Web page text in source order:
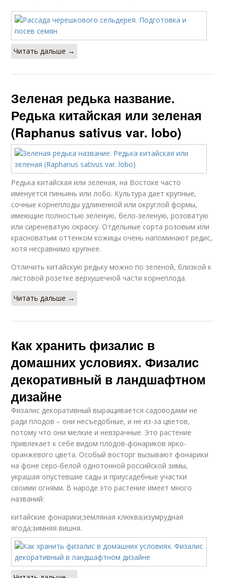
Читать дальше →
Зеленая редька название.
Редька китайская или зеленая
(Raphanus sativus var. lobo)
Редька китайская или зеленая, на Востоке часто
именуется пиньинь или лобо. Культура дает крупные,
сочные корнеплоды удлиненной или округлой формы,
имеющие полностью зеленую, бело-зеленую, розоватую
или сиреневатую окраску. Отдельные сорта розовым или
красноватым оттенком кожицы очень напоминают редис,
хотя несравнимо крупнее.
Отличить китайскую редьку можно по зеленой, близкой к
листовой розетке верхушечной части корнеплода.
Читать дальше →
Как хранить физалис в
домашних условиях. Физалис
декоративный в ландшафтном
дизайне
Физалис декоративный выращивается садоводами не
ради плодов – они несъедобные, и не из-за цветов,
потому что они мелкие и невзрачные. Это растение
привлекает к себе видом плодов-фонариков ярко-
оранжевого цвета. Особый восторг вызывают фонарики
на фоне серо-белой однотонной российской зимы,
украшая опустевшие сады и приусадебные участки
своими огнями. В народе это растение имеет много
названий:
китайские фонарики;земляная клюква;изумрудная
ягода;зимняя вишня.